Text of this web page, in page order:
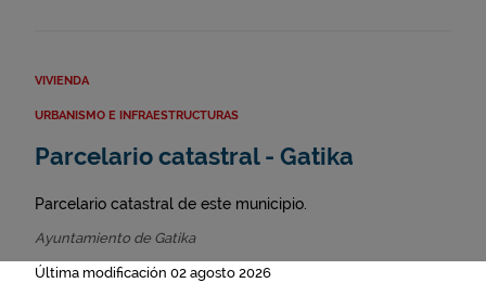
VIVIENDA
URBANISMO E INFRAESTRUCTURAS
Parcelario catastral - Gatika
Parcelario catastral de este municipio.
Ayuntamiento de Gatika
Última modificación 02 agosto 2026